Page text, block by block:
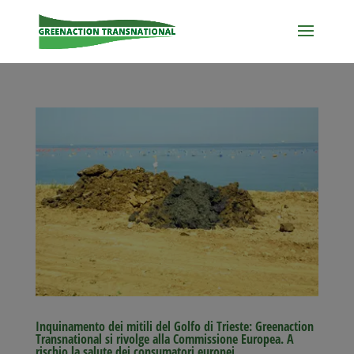
Inquinamento dei mitili del Golfo di Trieste: Greenaction
Transnational si rivolge alla Commissione Europea. A